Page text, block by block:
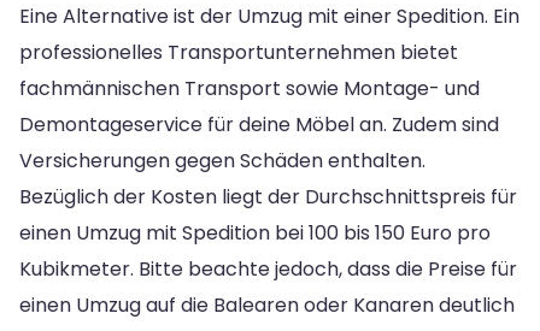
Eine Alternative ist der Umzug mit einer Spedition. Ein
professionelles Transportunternehmen bietet
fachmännischen Transport sowie Montage- und
Demontageservice für deine Möbel an. Zudem sind
Versicherungen gegen Schäden enthalten.
Bezüglich der Kosten liegt der Durchschnittspreis für
einen Umzug mit Spedition bei 100 bis 150 Euro pro
Kubikmeter. Bitte beachte jedoch, dass die Preise für
einen Umzug auf die Balearen oder Kanaren deutlich